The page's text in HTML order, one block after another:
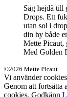
Säg hejdå till
Drops. Ett
utan sol i
din hy både
Mette Picaut,
Med
©2026 Mette Picaut
Vi använder
Genom att fortsätta
cookies. Godkänn